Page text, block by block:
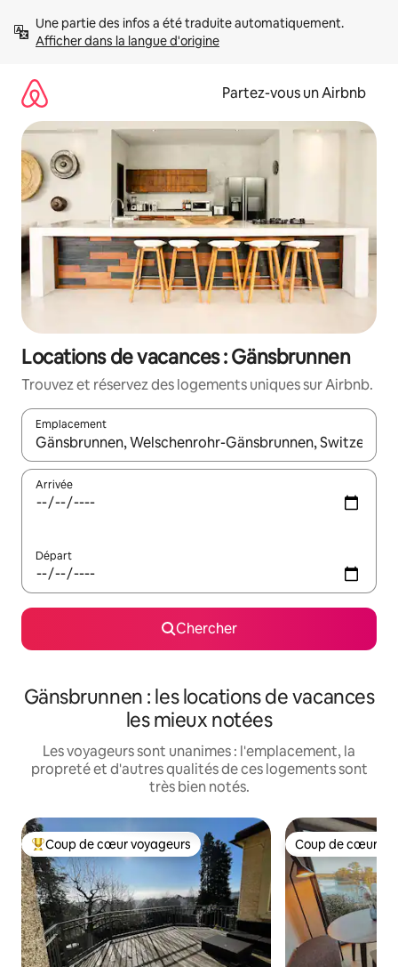
directement
Afficher dans la langue d'origine
Partez-vous un Airbnb
Locations de vacances : Gänsbrunnen
Trouvez et réservez des logements uniques sur Airbnb.
Emplacement
Quand les résultats sont affichés, parcourez-les en utilisant
Arrivée
Départ
Chercher
Gänsbrunnen : les locations de vacances
les mieux notées
Les voyageurs sont unanimes : l'emplacement, la
propreté et d'autres qualités de ces logements sont
très bien notés.
Coup de cœur voyageurs parmi les plus aimés
Coup de cœur voyageurs Coup de cœur
Coup de cœur